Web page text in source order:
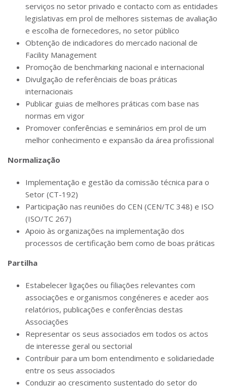
serviços no setor privado e contacto com as entidades
legislativas em prol de melhores sistemas de avaliação
e escolha de fornecedores, no setor público
Obtenção de indicadores do mercado nacional de
Facility Management
Promoção de benchmarking nacional e internacional
Divulgação de referênciais de boas práticas
internacionais
Publicar guias de melhores práticas com base nas
normas em vigor
Promover conferências e seminários em prol de um
melhor conhecimento e expansão da área profissional
Normalização
Implementação e gestão da comissão técnica para o
Setor (CT-192)
Participação nas reuniões do CEN (CEN/TC 348) e ISO
(ISO/TC 267)
Apoio às organizações na implementação dos
processos de certificação bem como de boas práticas
Partilha
Estabelecer ligações ou filiações relevantes com
associações e organismos congéneres e aceder aos
relatórios, publicações e conferências destas
Associações
Representar os seus associados em todos os actos
de interesse geral ou sectorial
Contribuir para um bom entendimento e solidariedade
entre os seus associados
Conduzir ao crescimento sustentado do setor do